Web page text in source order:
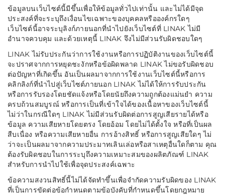
ข้อมูลบนเว็บไซต์นี้มีขึ้นเพื่อให้ข้อมูลทั่วไปเท่านั้น และไม่ได้มีจุด
ประสงค์ที่จะระบุถึงเงื่อนไขเฉพาะของบุคคลหรือองค์กรใดๆ
เว็บไซต์นี้อาจระบุลิงก์ภายนอกที่นำไปยังเว็บไซต์ที่ LINAK ไม่มี
อำนาจควบคุม และด้วยเหตุนี้ LINAK จึงไม่มีส่วนรับผิดชอบใดๆ
LINAK ไม่รับประกันว่าการใช้งานหรือการปฏิบัติงานของเว็บไซต์นี้
จะปราศจากการหยุดชะงักหรือข้อผิดพลาด LINAK ไม่ขอรับผิดชอบ
ต่อปัญหาที่เกิดขึ้น อันเป็นผลมาจากการใช้งานเว็บไซต์นี้หรือการ
คลิกลิงก์ที่นำไปสู่เว็บไซต์ภายนอก LINAK ไม่ได้ให้การรับประกัน
หรือการรับรองโดยชัดแจ้งหรือโดยนัยถึงความถูกต้องแม่นยำ ความ
ครบถ้วนสมบูรณ์ หรือการเป็นที่เข้าใจได้ของเนื้อหาของเว็บไซต์นี้
ไม่ว่าในกรณีใดๆ LINAK ไม่มีส่วนรับผิดต่อการสูญเสียรายได้หรือ
ข้อมูล ความเสียหายโดยตรง โดยอ้อม โดยไม่ได้ตั้งใจ หรือที่เป็นผล
สืบเนื่อง หรือความเสียหายอื่น การอ้างสิทธิ์ หรือการสูญเสียใดๆ ไม่
ว่าจะเป็นผลมาจากความประมาทเลินเล่อหรือสาเหตุอื่นใดก็ตาม คุณ
ต้องรับผิดชอบในการระบุถึงความเหมาะสมของผลิตภัณฑ์ LINAK
สำหรับการนำไปใช้เพื่อจุดประสงค์เฉพาะ
ข้อความสงวนสิทธิ์นี้ไม่ได้จัดทำขึ้นเพื่อจำกัดความรับผิดของ LINAK
ที่เป็นการขัดต่อข้อกำหนดตามข้อบังคับที่กำหนดขึ้นโดยกฎหมาย